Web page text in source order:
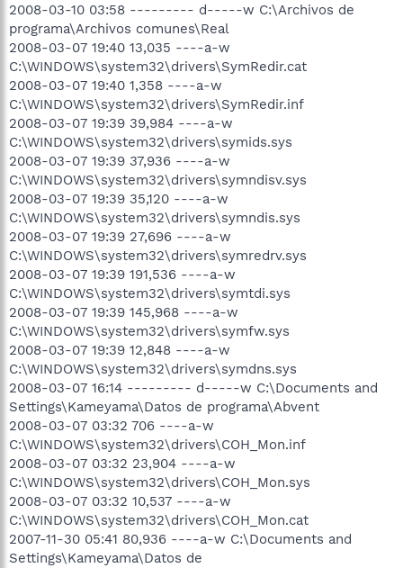
2008-03-10 03:58 --------- d-----w C:\Archivos de
programa\Archivos comunes\Real
2008-03-07 19:40 13,035 ----a-w
C:\WINDOWS\system32\drivers\SymRedir.cat
2008-03-07 19:40 1,358 ----a-w
C:\WINDOWS\system32\drivers\SymRedir.inf
2008-03-07 19:39 39,984 ----a-w
C:\WINDOWS\system32\drivers\symids.sys
2008-03-07 19:39 37,936 ----a-w
C:\WINDOWS\system32\drivers\symndisv.sys
2008-03-07 19:39 35,120 ----a-w
C:\WINDOWS\system32\drivers\symndis.sys
2008-03-07 19:39 27,696 ----a-w
C:\WINDOWS\system32\drivers\symredrv.sys
2008-03-07 19:39 191,536 ----a-w
C:\WINDOWS\system32\drivers\symtdi.sys
2008-03-07 19:39 145,968 ----a-w
C:\WINDOWS\system32\drivers\symfw.sys
2008-03-07 19:39 12,848 ----a-w
C:\WINDOWS\system32\drivers\symdns.sys
2008-03-07 16:14 --------- d-----w C:\Documents and
Settings\Kameyama\Datos de programa\Abvent
2008-03-07 03:32 706 ----a-w
C:\WINDOWS\system32\drivers\COH_Mon.inf
2008-03-07 03:32 23,904 ----a-w
C:\WINDOWS\system32\drivers\COH_Mon.sys
2008-03-07 03:32 10,537 ----a-w
C:\WINDOWS\system32\drivers\COH_Mon.cat
2007-11-30 05:41 80,936 ----a-w C:\Documents and
Settings\Kameyama\Datos de